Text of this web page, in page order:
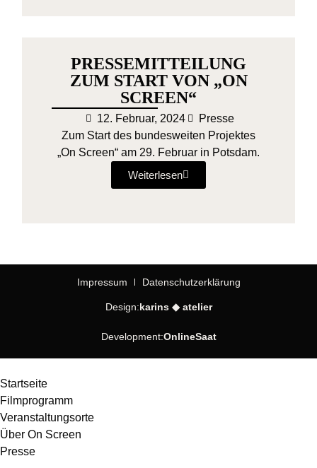
PRESSEMITTEILUNG
ZUM START VON „ON
SCREEN“
12. Februar, 2024
Presse
Zum Start des bundesweiten Projektes
„On Screen“ am 29. Februar in Potsdam.
Weiterlesen
Impressum Datenschutzerklärung
Design:karins ◆ atelier
Development:OnlineSaat
Startseite
Filmprogramm
Veranstaltungsorte
Über On Screen
Presse